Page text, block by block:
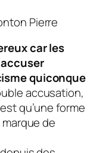
car les
quiconque
accusation,
qu’une forme
de